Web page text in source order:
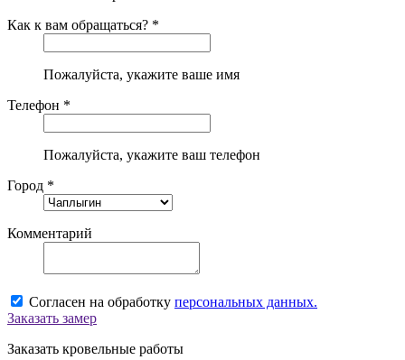
Как к вам обращаться? *
Пожалуйста, укажите ваше имя
Телефон *
Пожалуйста, укажите ваш телефон
Город *
Комментарий
Согласен на обработку персональных данных.
Заказать замер
Заказать кровельные работы